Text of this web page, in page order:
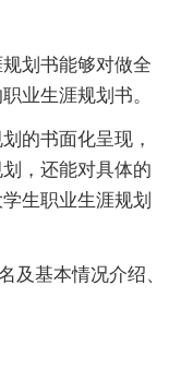
划书能够对做全
业生涯规划书。
的书面化呈现，
，还能对具体的
生职业生涯规划
基本情况介绍、